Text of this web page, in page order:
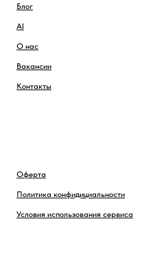
Блог
AI
О нас
Вакансии
Контакты
Оферта
Политика конфидициальности
Условия использования сервиса